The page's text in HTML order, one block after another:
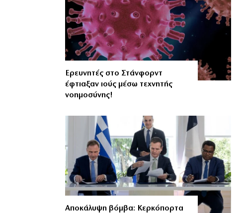
Ερευνητές στο Στάνφορντ
έφτιαξαν ιούς μέσω τεχνητής
νοημοσύνης!
Αποκάλυψη βόμβα: Κερκόπορτα